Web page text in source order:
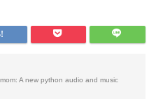
A new python audio and music